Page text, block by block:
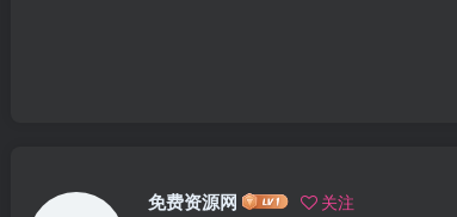
免费资源网 关注